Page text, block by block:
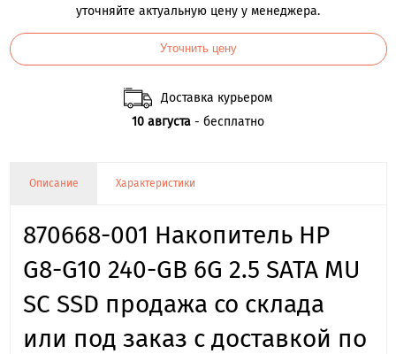
уточняйте актуальную цену у менеджера.
Уточнить цену
Доставка курьером
10 августа - бесплатно
Описание Характеристики
870668-001 Накопитель HP
G8-G10 240-GB 6G 2.5 SATA MU
SC SSD продажа со склада
или под заказ с доставкой по